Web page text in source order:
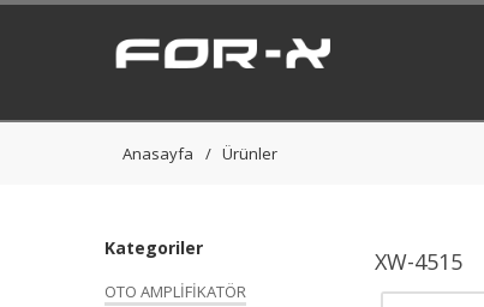
Anasayfa Ürünler
Kategoriler
OTO AMPLİFİKATÖR
XW-4515